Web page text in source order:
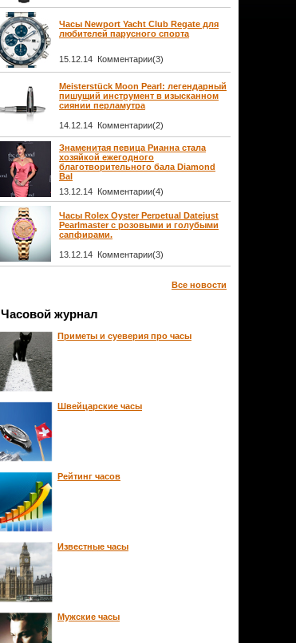
Часы Newport Yacht Club Regate для
любителей парусного спорта
15.12.14 Комментарии(3)
Meisterstück Moon Pearl: легендарный
пишущий инструмент в изысканном
сиянии перламутра
14.12.14 Комментарии(2)
Знаменитая певица Рианна стала
хозяйкой ежегодного
благотворительного бала Diamond
Bal
13.12.14 Комментарии(4)
Часы Rolex Oyster Perpetual Datejust
Pearlmaster с розовыми и голубыми
сапфирами.
13.12.14 Комментарии(3)
Все новости
Часовой журнал
Приметы и суеверия про часы
Швейцарские часы
Рейтинг часов
Известные часы
Мужские часы